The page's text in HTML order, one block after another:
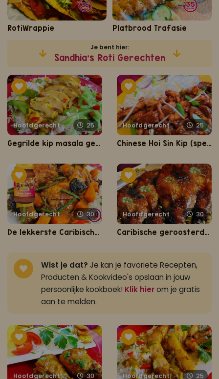
RotiWrappie Platbrood Trafasie
Je bent hier:
Sandhia's Roti Gerechten
Hoofdgerecht 25
Gegrilde kip masala geglaceerd met honing
Hoofdgerecht 25
Chinese Hoi Sin Kip (speciale Sandhia's-Chinese kip)
Hoofdgerecht 30
De lekkerste Caribische kip
Hoofdgerecht 30
Caribische geroosterde kippenbouten
Wist je dat? Je kan je favoriete Recepten,
Producten & Kookvideo's opslaan in jouw
persoonlijke kookboek! Klik hierom je gratis
aan te melden.
Hoofdgerecht 30 Hoofdgerecht 25